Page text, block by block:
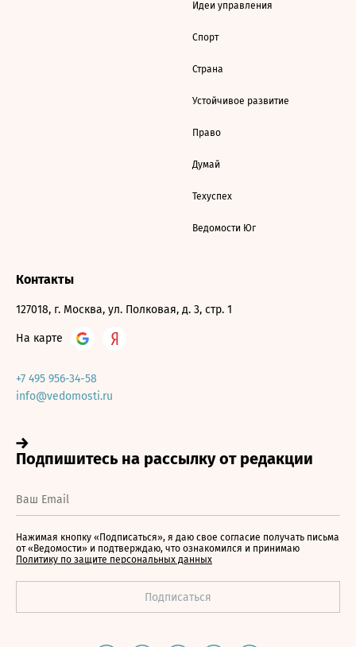
Идеи управления
Спорт
Страна
Устойчивое развитие
Право
Думай
Техуспех
Ведомости Юг
Контакты
127018, г. Москва, ул. Полковая, д. 3, стр. 1
На карте
+7 495 956-34-58
info@vedomosti.ru
Нажимая кнопку «Подписаться», я даю свое согласие получать письма
от «Ведомости» и подтверждаю, что ознакомился и принимаю
Политику по защите персональных данных